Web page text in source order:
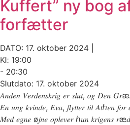
Kuffert” ny bog
forfætter
DATO: 17. oktober 2024 |
Kl: 19:00
- 20:30
Slutdato: 17. oktober 2024
𝐴𝑛𝑑𝑒𝑛 𝑉𝑒𝑟𝑑𝑒𝑛𝑠𝑘𝑟𝑖𝑔 𝑒𝑟 𝑠𝑙𝑢𝑡, 𝑜𝑔 𝐷𝑒𝑛
𝐸𝑛 𝑢𝑛𝑔 𝑘𝑣𝑖𝑛𝑑𝑒, 𝐸𝑣𝑎, 𝑓𝑙𝑦𝑡𝑡𝑒𝑟 𝑡𝑖𝑙 𝐴𝑡ℎ𝑒𝑛 𝑓𝑜𝑟
𝑀𝑒𝑑 𝑒𝑔𝑛𝑒 ø𝑗𝑛𝑒 𝑜𝑝𝑙𝑒𝑣𝑒𝑟 ℎ𝑢𝑛 𝑘𝑟𝑖𝑔𝑒𝑛𝑠